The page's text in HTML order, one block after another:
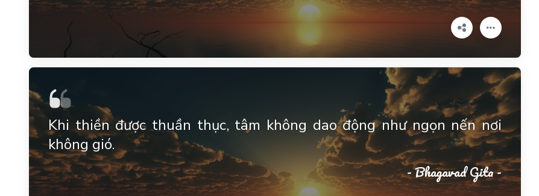
Khi thiền được thuần thục, tâm không dao động như ngọn nến nơi
không gió.
- Bhagavad Gita -